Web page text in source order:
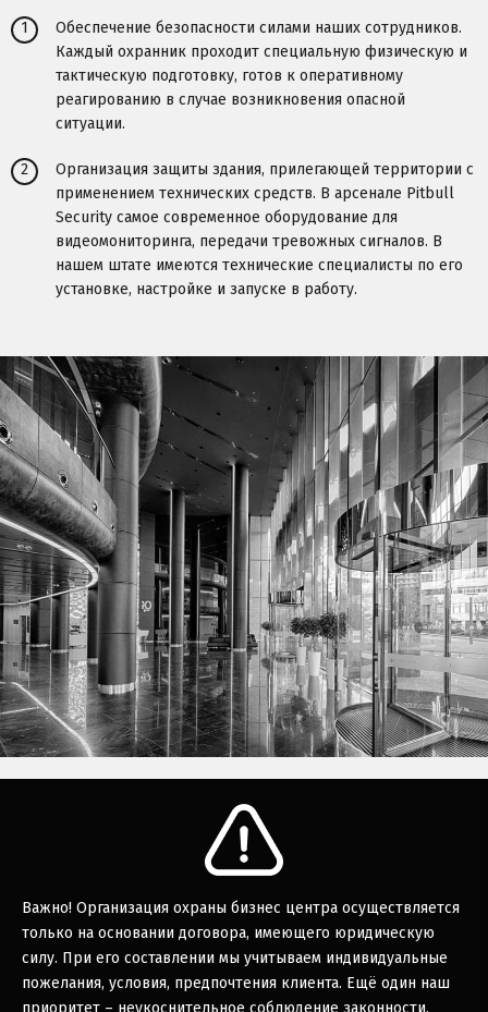
1
Обеспечение безопасности силами наших сотрудников.
Каждый охранник проходит специальную физическую и
тактическую подготовку, готов к оперативному
реагированию в случае возникновения опасной
ситуации.
2
Организация защиты здания, прилегающей территории с
применением технических средств. В арсенале Pitbull
Security самое современное оборудование для
видеомониторинга, передачи тревожных сигналов. В
нашем штате имеются технические специалисты по его
установке, настройке и запуске в работу.
Важно! Организация охраны бизнес центра осуществляется
только на основании договора, имеющего юридическую
силу. При его составлении мы учитываем индивидуальные
пожелания, условия, предпочтения клиента. Ещё один наш
приоритет – неукоснительное соблюдение законности.